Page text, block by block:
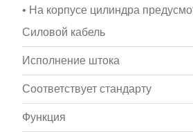
• На корпусе цилиндра
Силовой кабель
Исполнение штока
Соответствует стандарту
Функция